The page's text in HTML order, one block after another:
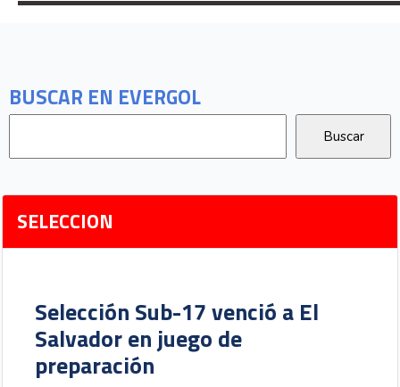
BUSCAR EN EVERGOL
SELECCION
Selección Sub-17 venció a El
Salvador en juego de
preparación